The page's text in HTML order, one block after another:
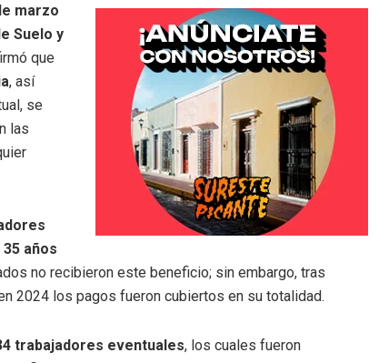
marzo
Suelo y
que
, así
se
las
35 años
no recibieron este beneficio; sin embargo, tras
2024 los pagos fueron cubiertos en su totalidad.
trabajadores eventuales, los cuales fueron